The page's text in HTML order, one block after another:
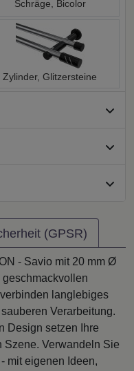
Schräge, Bicolor
Zylinder, Glitzersteine
(GPSR)
- Savio mit 20 mm Ø
geschmackvollen
langlebiges
Verarbeitung.
Design setzen Ihre
Szene. Verwandeln Sie
mit eigenen Ideen,